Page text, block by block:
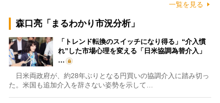
一覧を見る
森口亮「まるわかり市況分析」
「トレンド転換のスイッチになり得る」“介入慣
れ”した市場心理を変える「日米協調為替介入」
…
日米両政府が、約28年ぶりとなる円買いの協調介入に踏み切っ
た。米国も追加介入を辞さない姿勢を示して…